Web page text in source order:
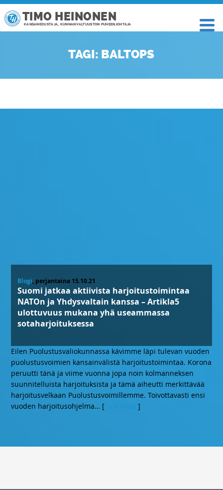
TIMO HEINONEN
KANSANEDUSTAJA, KUNNANVALTUUSTON PUHEENJOHTAJA
TAGI: BALTOPS
Blogi, perjantaina 15.10.21
Suomi jatkaa aktiivista harjoitustoimintaa
NATOn ja Yhdysvaltain kanssa – Artikla5
ulottuvuus mukana yhä useammassa
sotaharjoituksessa
Eilen Puolustusvaliokunnassa kävimme läpi tulevan vuoden
puolustusvoimien kansainvälistä harjoitustoimintaa. Korona
peruutti tänä ja viime vuonna jopa noin kolmanneksen
suunnitelluista harjoituksista ja tämä aiheutti merkittävää
harjoitusvelkaan Puolustusvoimillemme. Toivottavasti ensi
vuoden harjoitusohjelma… [ ]